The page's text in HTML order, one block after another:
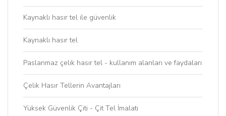
Kaynaklı hasır tel ile güvenlik
Kaynaklı hasır tel
Paslanmaz çelik hasır tel - kullanım alanları ve faydaları
Çelik Hasır Tellerin Avantajları
Yüksek Güvenlik Çiti - Çit Tel İmalatı